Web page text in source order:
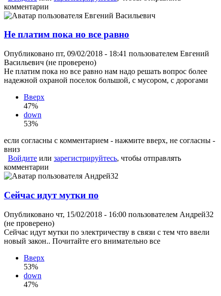
комментарии
Не платим пока но все равно
Опубликовано пт, 09/02/2018 - 18:41 пользователем Евгений
Васильевич (не проверено)
Не платим пока но все равно нам надо решать вопрос более
надежной охраной поселок большой, с мусором, с дорогами
Вверх
47%
down
53%
если согласны с комментарием - нажмите вверх, не согласны -
вниз
Войдите или зарегистрируйтесь, чтобы отправлять
комментарии
Сейчас идут мутки по
Опубликовано чт, 15/02/2018 - 16:00 пользователем Андрей32
(не проверено)
Сейчас идут мутки по электричеству в связи с тем что ввели
новый закон.. Почитайте его внимательно все
Вверх
53%
down
47%